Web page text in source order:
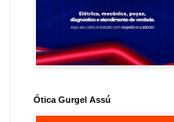
Ótica Gurgel Assú